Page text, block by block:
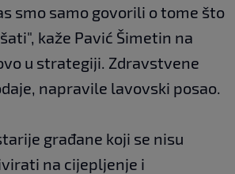
smo samo govorili o tome što
kaže Pavić Šimetin na
u strategiji. Zdravstvene
napravile lavovski posao.
građane koji se nisu
na cijepljenje i